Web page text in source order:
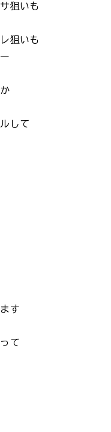
狙いも
狙いも
して
す
て